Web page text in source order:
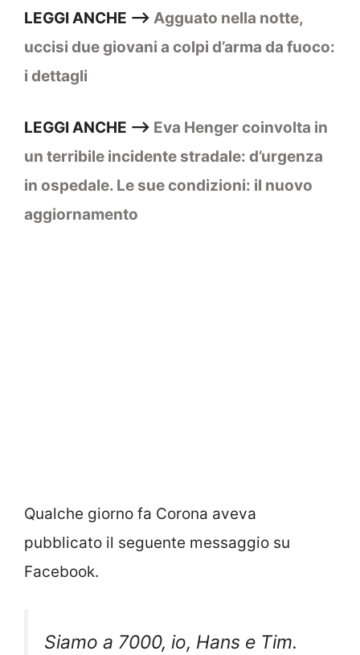
LEGGI ANCHE —> Agguato nella notte,
uccisi due giovani a colpi d’arma da fuoco:
i dettagli
LEGGI ANCHE —> Eva Henger coinvolta in
un terribile incidente stradale: d’urgenza
in ospedale. Le sue condizioni: il nuovo
aggiornamento
Qualche giorno fa Corona aveva
pubblicato il seguente messaggio su
Facebook.
Siamo a 7000, io, Hans e Tim.